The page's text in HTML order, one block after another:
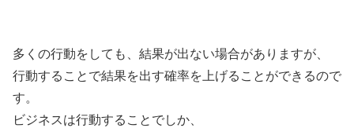
多くの行動をしても、結果が出ない場合がありますが、
行動することで結果を出す確率を上げることができるので
す。
ビジネスは行動することでしか、